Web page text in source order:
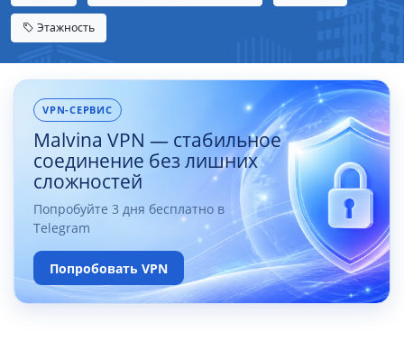
Этажность
VPN-СЕРВИС
Malvina VPN — стабильное
соединение без лишних
сложностей
Попробуйте 3 дня бесплатно в
Telegram
Попробовать VPN